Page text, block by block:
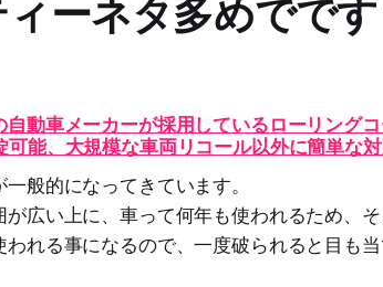
ーネタ多めでで
動車メーカーが採用しているローリング
能、大規模な車両リコール以外に簡単な
般的になってきています。
が広い上に、車って何年も使われるため、
れる事になるので、一度破られると目も